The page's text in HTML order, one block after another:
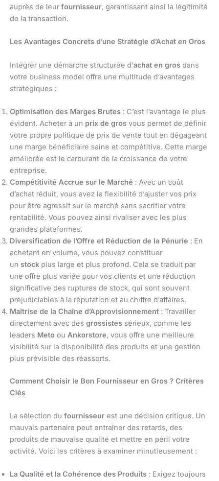
auprès de leur fournisseur, garantissant ainsi la légitimité
de la transaction.
Les Avantages Concrets d’une Stratégie d’Achat en Gros
Intégrer une démarche structurée d’achat en gros dans
votre business model offre une multitude d’avantages
stratégiques :
Optimisation des Marges Brutes : C’est l’avantage le plus
évident. Acheter à un prix de gros vous permet de définir
votre propre politique de prix de vente tout en dégageant
une marge bénéficiaire saine et compétitive. Cette marge
améliorée est le carburant de la croissance de votre
entreprise.
Compétitivité Accrue sur le Marché : Avec un coût
d’achat réduit, vous avez la flexibilité d’ajuster vos prix
pour être agressif sur le marché sans sacrifier votre
rentabilité. Vous pouvez ainsi rivaliser avec les plus
grandes plateformes.
Diversification de l’Offre et Réduction de la Pénurie : En
achetant en volume, vous pouvez constituer
un stock plus large et plus profond. Cela se traduit par
une offre plus variée pour vos clients et une réduction
significative des ruptures de stock, qui sont souvent
préjudiciables à la réputation et au chiffre d’affaires.
Maîtrise de la Chaîne d’Approvisionnement : Travailler
directement avec des grossistes sérieux, comme les
leaders Meto ou Ankorstore, vous offre une meilleure
visibilité sur la disponibilité des produits et une gestion
plus prévisible des réassorts.
Comment Choisir le Bon Fournisseur en Gros ? Critères
Clés
La sélection du fournisseur est une décision critique. Un
mauvais partenaire peut entraîner des retards, des
produits de mauvaise qualité et mettre en péril votre
activité. Voici les critères à examiner minutieusement :
La Qualité et la Cohérence des Produits : Exigez toujours